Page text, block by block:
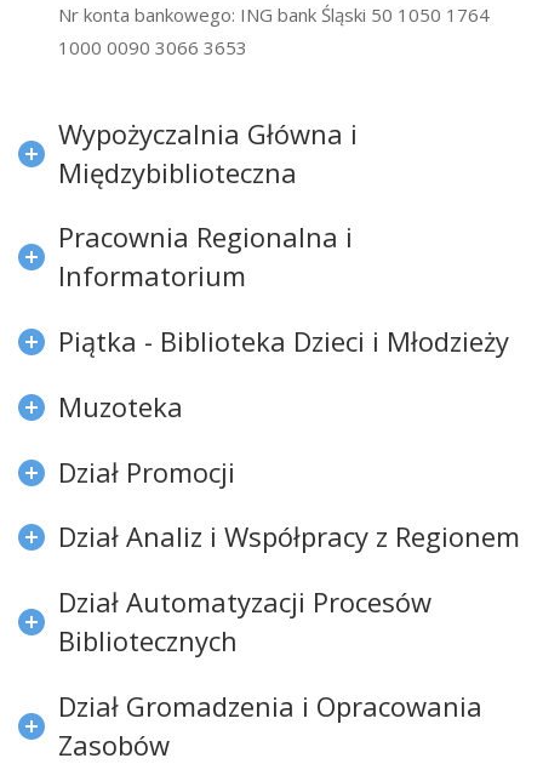
Nr konta bankowego: ING bank Śląski 50 1050 1764
1000 0090 3066 3653
Wypożyczalnia Główna i
Międzybiblioteczna
Pracownia Regionalna i
Informatorium
Piątka - Biblioteka Dzieci i Młodzieży
Muzoteka
Dział Promocji
Dział Analiz i Współpracy z Regionem
Dział Automatyzacji Procesów
Bibliotecznych
Dział Gromadzenia i Opracowania
Zasobów